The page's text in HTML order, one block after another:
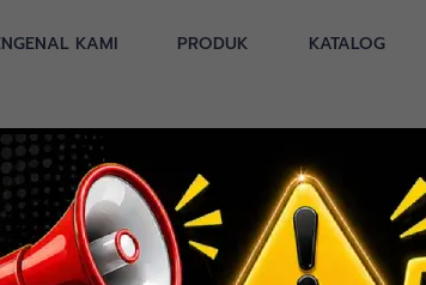
KAMI PRODUK KATALOG
JAYA Bandung